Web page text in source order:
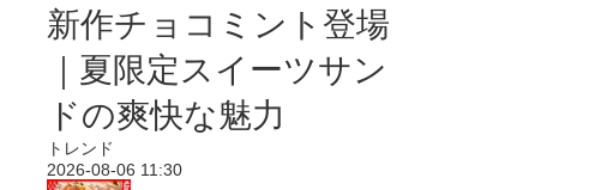
新作チョコミント登場
｜夏限定スイーツサン
ドの爽快な魅力
トレンド
2026-08-06 11:30